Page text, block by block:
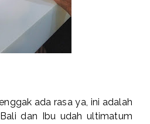
ada rasa ya, ini adalah
dan Ibu udah ultimatum